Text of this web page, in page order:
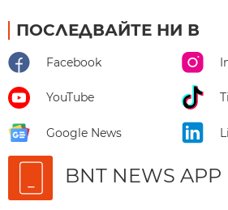
ПОСЛЕДВАЙТЕ НИ В
Facebook
YouTube
Google News
BNT NEWS APP